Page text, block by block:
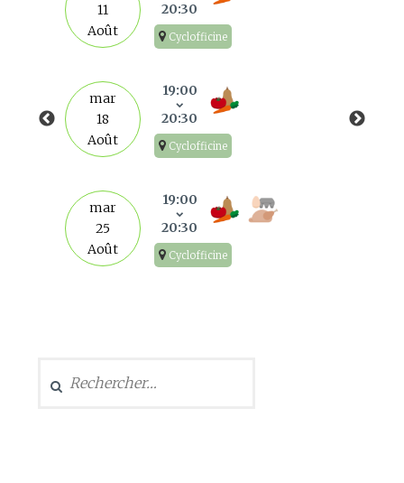
11
Août
20:30
Cyclofficine
mar
18
Août
19:00
20:30
Cyclofficine
mar
25
Août
19:00
20:30
Cyclofficine